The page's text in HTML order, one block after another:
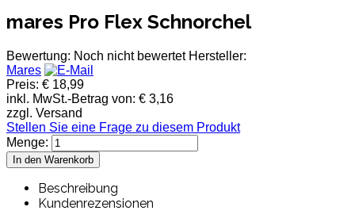
mares Pro Flex Schnorchel
Bewertung: Noch nicht bewertet Hersteller:
Mares
Preis: € 18,99
inkl. MwSt.-Betrag von: € 3,16
zzgl. Versand
Stellen Sie eine Frage zu diesem Produkt
Menge:
Beschreibung
Kundenrezensionen